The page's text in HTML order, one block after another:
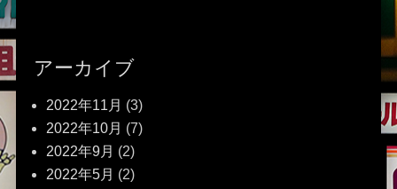
アーカイブ
2022年11月 (3)
2022年10月 (7)
2022年9月 (2)
2022年5月 (2)